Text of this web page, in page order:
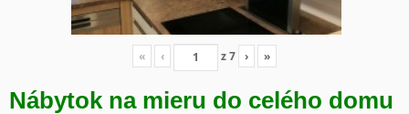
« ‹ z7 › »
Nábytok na mieru do celého domu